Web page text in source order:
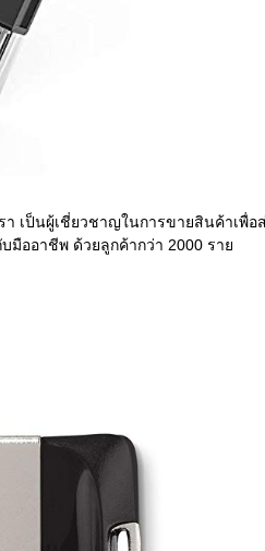
เป็นผู้เชี่ยวชาญในการขายสินค้าเพื่อ
มืออาชีพ ด้วยลูกค้ากว่า 2000 ราย